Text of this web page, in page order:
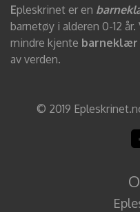
Epleskrinet er en
barnetøy i alderen 0-12
mindre kjente barneklær
av verden.
© 2019